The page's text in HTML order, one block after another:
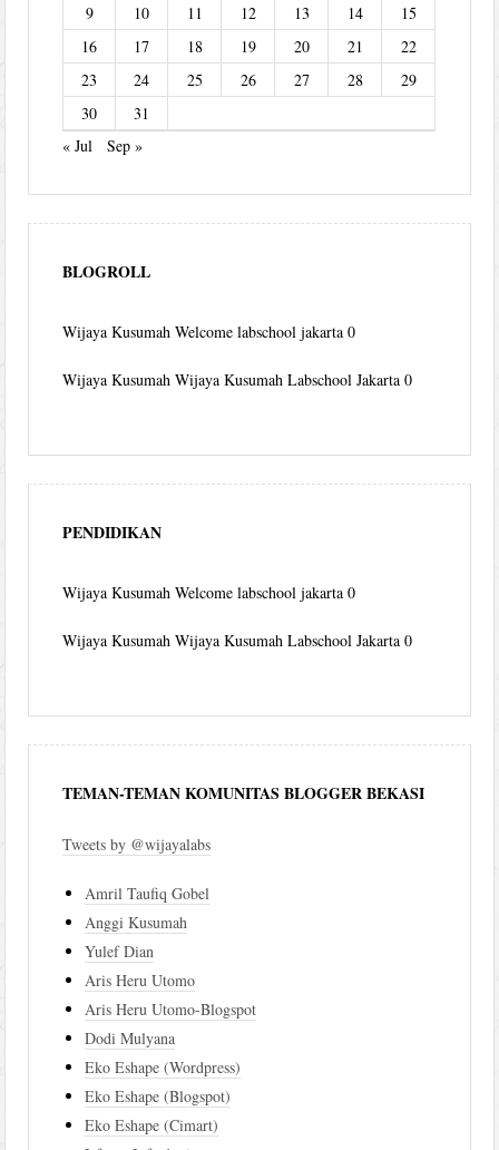
9
10 11 12 13 14
15
16
17 18 19 20 21
22
23
24 25 26 27 28
29
30
31
« Jul
Sep »
BLOGROLL
Wijaya Kusumah Welcome labschool jakarta 0
Wijaya Kusumah Wijaya Kusumah Labschool Jakarta 0
PENDIDIKAN
Wijaya Kusumah Welcome labschool jakarta 0
Wijaya Kusumah Wijaya Kusumah Labschool Jakarta 0
TEMAN-TEMAN KOMUNITAS BLOGGER BEKASI
Tweets by @wijayalabs
Amril Taufiq Gobel
Anggi Kusumah
Yulef Dian
Aris Heru Utomo
Aris Heru Utomo-Blogspot
Dodi Mulyana
Eko Eshape (Wordpress)
Eko Eshape (Blogspot)
Eko Eshape (Cimart)